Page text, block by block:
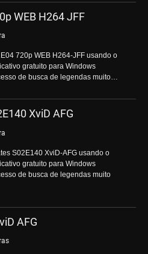
WEB H264 JFF
720p WEB H264-JFF usando o
gratuito para Windows
de busca de legendas muito…
XviD AFG
S02E140 XviD-AFG usando o
gratuito para Windows
de busca de legendas muito
AFG